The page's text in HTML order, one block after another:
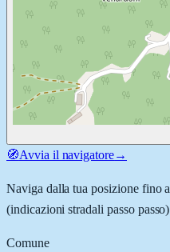
🧭Avvia il navigatore→
Naviga dalla tua posizione fino a
(indicazioni stradali passo passo)
Comune